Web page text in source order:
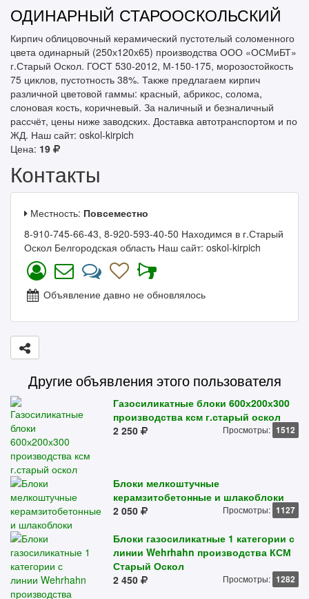
ОДИНАРНЫЙ СТАРООСКОЛЬСКИЙ
Кирпич облицовочный керамический пустотелый соломенного
цвета одинарный (250х120х65) производства ООО «ОСМиБТ»
г.Старый Оскол. ГОСТ 530-2012, М-150-175, морозостойкость
75 циклов, пустотность 38%. Также предлагаем кирпич
различной цветовой гаммы: красный, абрикос, солома,
слоновая кость, коричневый. За наличный и безналичный
рассчёт, цены ниже заводских. Доставка автотранспортом и по
ЖД. Наш сайт: oskol-kirpich
Цена: 19
Контакты
Местность: Повсеместно
8-910-745-66-43, 8-920-593-40-50 Находимся в г.Старый
Оскол Белгородская область Наш сайт: oskol-kirpich
Объявление давно не обновлялось
Другие объявления этого пользователя
Газосиликатные блоки 600х200х300
производства ксм г.старый оскол
2 250
Просмотры: 1512
Блоки мелкоштучные
керамзитобетонные и шлакоблоки
2 050
Просмотры: 1127
Блоки газосиликатные 1 категории с
линии Wehrhahn производства КСМ
Старый Оскол
2 450
Просмотры: 1282